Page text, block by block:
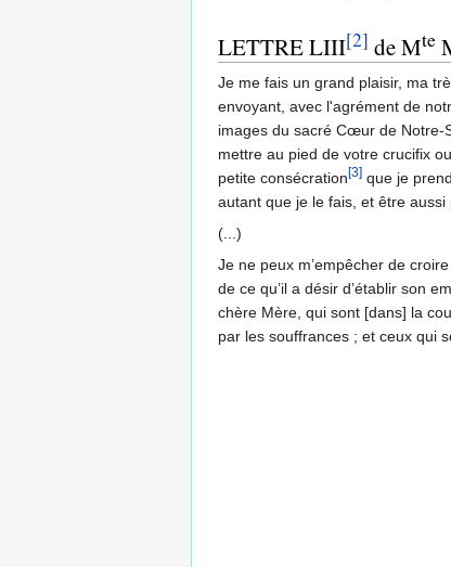
LETTRE LIII[2] de Mte
Je me fais un grand plaisir, ma
envoyant, avec l'agrément de
images du sacré Cœur de Notre-
mettre au pied de votre crucifix
petite consécration[3] que je
autant que je le fais, et être
(...)
Je ne peux m’empêcher de
de ce qu’il a désir d’établir son
chère Mère, qui sont [dans] la
par les souffrances ; et ceux qui